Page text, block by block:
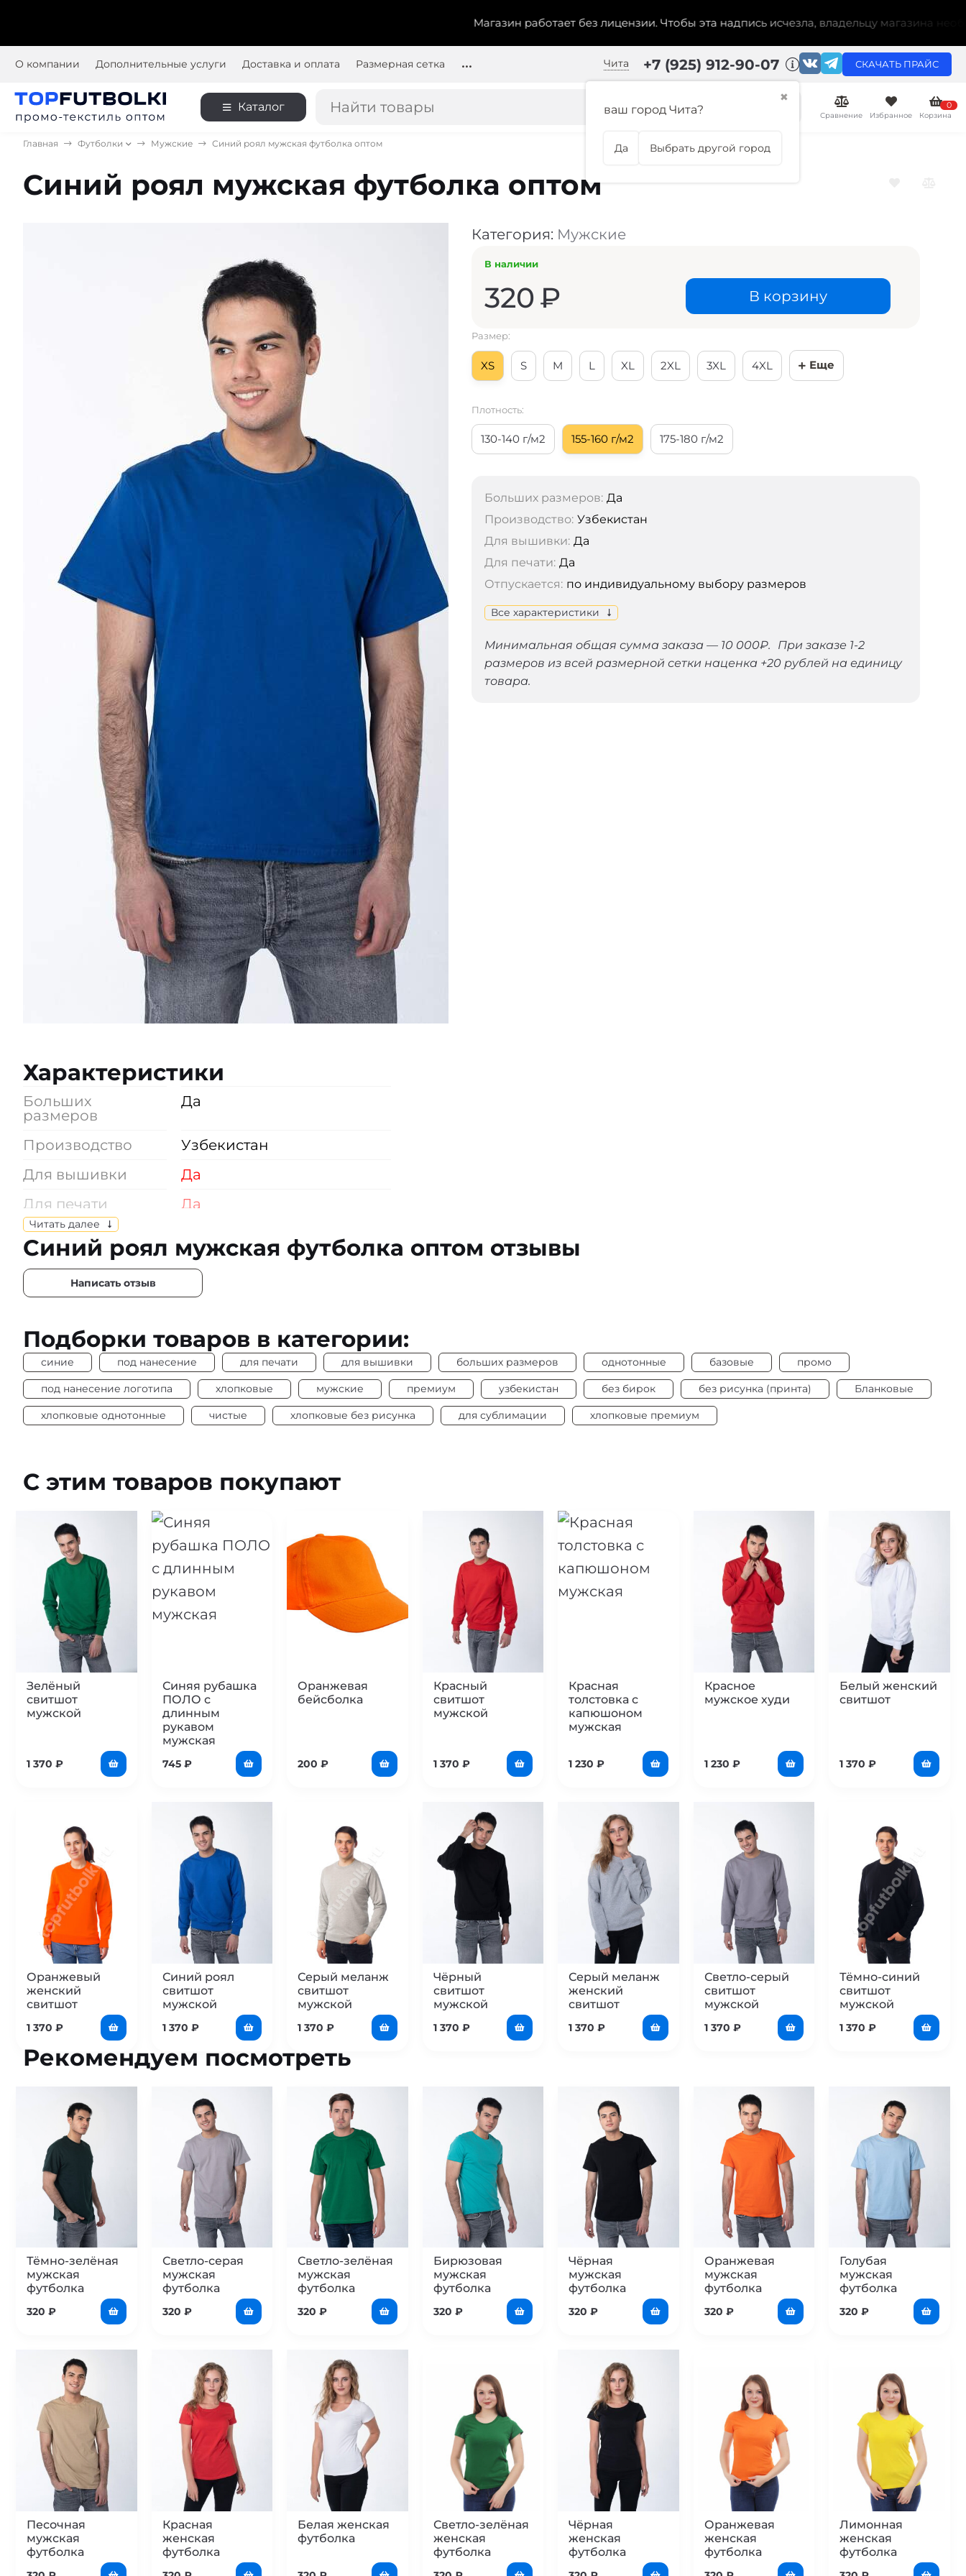
Магазин работает без лицензии.Чтобы эта надпись исчезла, владельцу магазина
О компании Дополнительные услуги Доставка и оплата Размерная сетка Чита
✖
ваш город Чита?
Да Выбрать другой город
+7 (925) 912-90-07 СКАЧАТЬ ПРАЙС
Каталог
Сравнение Избранное
0
Корзина
Главная Футболки Мужские Синий роял мужская футболка оптом
Синий роял мужская футболка оптом
Категория: Мужские
В наличии
320₽ В корзину
Размер:
XS S M L XL 2XL 3XL 4XL Еще
Плотность:
130-140 г/м2 155-160 г/м2 175-180 г/м2
Больших размеров: Да
Производство: Узбекистан
Для вышивки: Да
Для печати: Да
Отпускается: по индивидуальному выбору размеров
Все характеристики
Минимальная общая сумма заказа — 10 000₽. При заказе 1-2
размеров из всей размерной сетки наценка +20 рублей на единицу
товара.
Характеристики
Больших
размеров
Да
Производство
Узбекистан
Для вышивки
Да
Для печати
Да
Отпускается
выбору размеров
Состав
Кулирная гладь, 100% х/б
Плотность
155-160 г/м2
Под нанесение
Да
Читать далее
Синий роял мужская футболка оптом отзывы
Написать отзыв
Подборки товаров в категории:
синие под нанесение для печати для вышивки больших размеров однотонные базовые промо
под нанесение логотипа хлопковые мужские премиум узбекистан без бирок без рисунка (принта) Бланковые
хлопковые однотонные чистые хлопковые без рисунка для сублимации хлопковые премиум
С этим товаров покупают
Зелёный
свитшот
мужской
1 370 ₽
Синяя рубашка
ПОЛО с
длинным
рукавом
мужская
745 ₽
Оранжевая
бейсболка
200₽
Красный
свитшот
мужской
1 370 ₽
Красная
толстовка с
капюшоном
мужская
1 230₽
Красное
мужское худи
1 230 ₽
Белый женский
свитшот
1 370₽
Оранжевый
женский
свитшот
1 370 ₽
Синий роял
свитшот
мужской
1 370 ₽
Серый меланж
свитшот
мужской
1 370₽
Чёрный
свитшот
мужской
1 370 ₽
Серый меланж
женский
свитшот
1 370₽
Светло-серый
свитшот
мужской
1 370 ₽
Тёмно-синий
свитшот
мужской
1 370₽
Рекомендуем посмотреть
Тёмно-зелёная
мужская
футболка
320 ₽
Светло-серая
мужская
футболка
320 ₽
Светло-зелёная
мужская
футболка
320₽
Бирюзовая
мужская
футболка
320 ₽
Чёрная
мужская
футболка
320₽
Оранжевая
мужская
футболка
320 ₽
Голубая
мужская
футболка
320₽
Песочная
мужская
футболка
Красная
женская
футболка
Белая женская
футболка
Светло-зелёная
женская
футболка
Чёрная
женская
футболка
Оранжевая
женская
футболка
Лимонная
женская
футболка